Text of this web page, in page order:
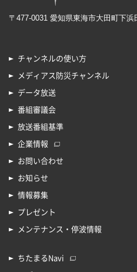
〒477-0031 愛知県東海市大田町下浜
チャンネルの使い方
メディアス防災チャンネル
データ放送
番組審議会
放送番組基準
企業情報
お問い合わせ
お知らせ
情報募集
プレゼント
メンテナンス・停波情報
ちたまるNavi